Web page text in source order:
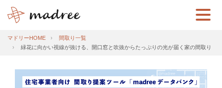
マドリーHOME
間取り一覧
緑花に向かい視線が抜ける、開口窓と吹抜からたっぷりの光が届く家の間取り